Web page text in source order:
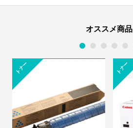
オススメ商品
トナー トナー
1 2 3 4 5